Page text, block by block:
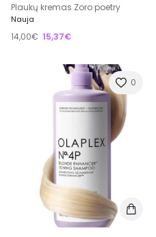
Plaukų kremas Zoro poetry
Nauja
14,00€ 15,37€
0